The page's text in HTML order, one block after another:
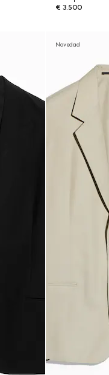
€ 3.500
Novedad